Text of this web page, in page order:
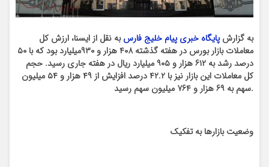
به گزارشپایگاه خبری پیام خلیج فارسبه نقل از ایسنا، ارزش کل
معاملات بازار بورس در هفته گذشته ۴۰۸ هزار و ۹۳۰م
یلیارد بود که با ۵۰
درصد رشد به ۶۱۲ هزار و ۹۰۵ میلیارد ریال در هفته جاری رسید. حجم
کل معاملات این بازار نیز با ۴۲.۲ درصد افزایش از ۴۹ هزار و ۵۴ میلیون
سهم به ۶۹ هزار و ۷۶۴ میلیون سهم رسید.
وضعیت بازارها به تفکیک